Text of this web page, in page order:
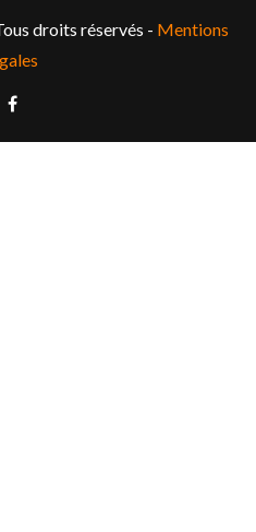
droits réservés - Mentions